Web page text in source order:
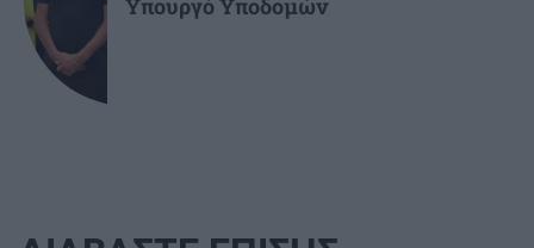
Υπουργό Υποδομών